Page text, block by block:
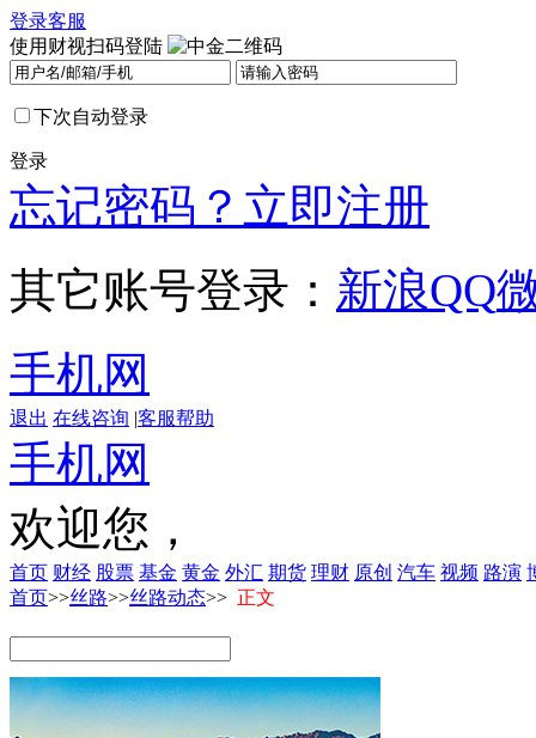
登录客服
使用财视扫码登陆
下次自动登录
登录
忘记密码？ 立即注册
其它账号登录： 新浪QQ
手机网
退出 在线咨询 |客服帮助
手机网
欢迎您，
首页 财经 股票 基金 黄金 外汇 期货 理财 原创 汽车 视频 路演
首页>>丝路>>丝路动态>> 正文